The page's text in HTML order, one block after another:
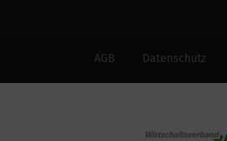
AGB Datenschutz